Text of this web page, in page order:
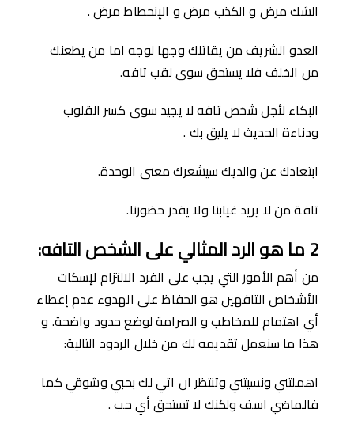
الشك مرض و الكذب مرض و الإنحطاط مرض .
العدو الشريف من يقاتلك وجها لوجه اما من يطعنك
من الخلف فلا يستحق سوى لقب تافه.
البكاء لأجل شخص تافه لا يجيد سوى كسر القلوب
ودناءة الحديث لا يليق بك .
ابتعادك عن والديك سيشعرك معنى الوحدة.
تافة من لا يريد غيابنا ولا يقدر حضورنا.
2ما هو الرد المثالي على الشخص التافه:
من أهم اﻷمور التي يجب على الفرد الالتزام ﻹسكات
اﻷشخاص التافهين هو الحفاظ على الهدوء عدم إعطاء
أي اهتمام للمخاطب و الصرامة لوضع حدود واضحة. و
هذا ما سنعمل تقديمه لك من خلال الردود التالية:
اهملتني ونسيتني وتنتظر ان اتي لك بحبي وشوقي كما
فالماضي اسف ولكنك لا تستحق أي حب .